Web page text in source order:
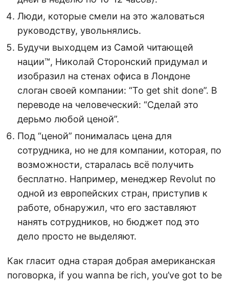
Люди, которые смели на это жаловаться
руководству, увольнялись.
Будучи выходцем из Самой читающей
нации™, Николай Сторонский придумал и
изобразил на стенах офиса в Лондоне
слоган своей компании: “To get shit done”. В
переводе на человеческий: “Сделай это
дерьмо любой ценой”.
Под “ценой” понималась цена для
сотрудника, но не для компании, которая, по
возможности, старалась всё получить
бесплатно. Например, менеджер Revolut по
одной из европейских стран, приступив к
работе, обнаружил, что его заставляют
нанять сотрудников, но бюджет под это
дело просто не выделяют.
Как гласит одна старая добрая американская
поговорка, if you wanna be rich, you’ve got to be